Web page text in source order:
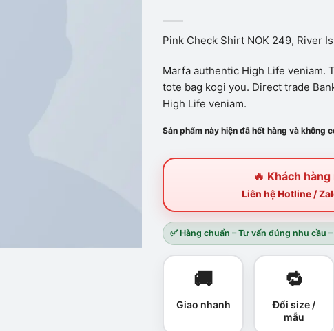
Pink Check Shirt NOK 249, River
Marfa authentic High Life
tote bag kogi you. Direct trade
High Life veniam.
Sản phẩm này hiện đã hết hàng và không
🔥 Khách
Liên hệ Hotline /
✅ Hàng chuẩn – Tư vấn đúng nhu cầu
🚚
Giao nhanh
🔁
Đổi size /
mẫu